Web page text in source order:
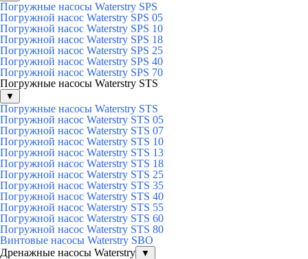
Погружные насосы Waterstry SPS
Погружной насос Waterstry SPS 05
Погружной насос Waterstry SPS 10
Погружной насос Waterstry SPS 18
Погружной насос Waterstry SPS 25
Погружной насос Waterstry SPS 40
Погружной насос Waterstry SPS 70
Погружные насосы Waterstry STS
▼
Погружные насосы Waterstry STS
Погружной насос Waterstry STS 05
Погружной насос Waterstry STS 07
Погружной насос Waterstry STS 10
Погружной насос Waterstry STS 13
Погружной насос Waterstry STS 18
Погружной насос Waterstry STS 25
Погружной насос Waterstry STS 35
Погружной насос Waterstry STS 40
Погружной насос Waterstry STS 55
Погружной насос Waterstry STS 60
Погружной насос Waterstry STS 80
Винтовые насосы Waterstry SBO
Дренажные насосы Waterstry
▼